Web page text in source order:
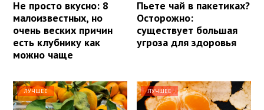
Не просто вкусно: 8
малоизвестных, но
очень веских причин
есть клубнику как
можно чаще
Пьете чай в пакетиках?
Осторожно:
существует большая
угроза для здоровья
ЛУЧШЕЕ ЛУЧШЕЕ